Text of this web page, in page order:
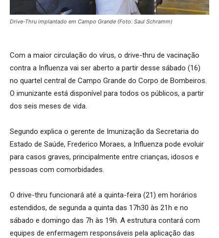
Drive-Thru implantado em Campo Grande (Foto: Saul Schramm)
Com a maior circulação do vírus, o drive-thru de vacinação
contra a Influenza vai ser aberto a partir desse sábado (16)
no quartel central de Campo Grande do Corpo de Bombeiros.
O imunizante está disponível para todos os públicos, a partir
dos seis meses de vida.
Segundo explica o gerente de Imunização da Secretaria do
Estado de Saúde, Frederico Moraes, a Influenza pode evoluir
para casos graves, principalmente entre crianças, idosos e
pessoas com comorbidades.
O drive-thru funcionará até a quinta-feira (21) em horários
estendidos, de segunda a quinta das 17h30 às 21h e no
sábado e domingo das 7h às 19h. A estrutura contará com
equipes de enfermagem responsáveis pela aplicação das